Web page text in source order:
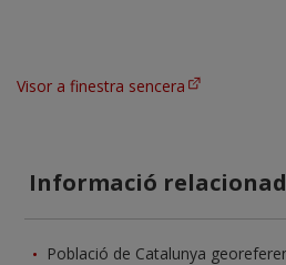
Visor a finestra sencera
Informació
Població de Catalunya